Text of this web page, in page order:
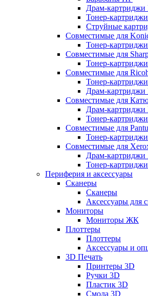
Драм-картриджи
Тонер-
Струйные
Совместимые для
Тонер-
Совместимые для
Тонер-
Совместимые для
Тонер-
Драм-картриджи
Совместимые для
Драм-
Тонер-
Совместимые для
Тонер-
Совместимые для
Драм-картриджи
Тонер-
Периферия и аксессуары
Сканеры
Сканеры
Аксессуары для
Мониторы
Мониторы ЖК
Плоттеры
Плоттеры
Аксессуары и
3D Печать
Принтеры 3D
Ручки 3D
Пластик 3D
Смола 3D